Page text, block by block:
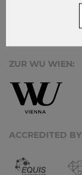
ZUR WU WIEN:
ACCREDITED BY